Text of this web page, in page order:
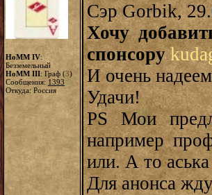
HoMM IV:
Безземельный
HoMM III: Граф (3)
Сообщения: 1393
Откуда: Россия
Сэр Gorbik,
Хочу
спонсору
И очень
Удачи!
PS Мои
например
или. А то
Для анонса